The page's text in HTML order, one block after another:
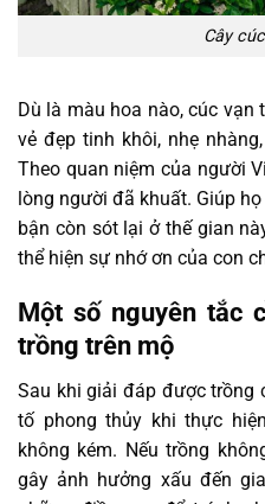
Cây
Dù là màu hoa nào, cúc
vẻ đẹp tinh khôi, nhẹ
Theo quan niệm của người
lòng người đã khuất. Giúp
bận còn sót lại ở thế gian
thể hiện sự nhớ ơn của con
Một số nguyên tắc
trồng trên mộ
Sau khi giải đáp được trồng
tố phong thủy khi thực
không kém. Nếu trồng
gây ảnh hưởng xấu đến